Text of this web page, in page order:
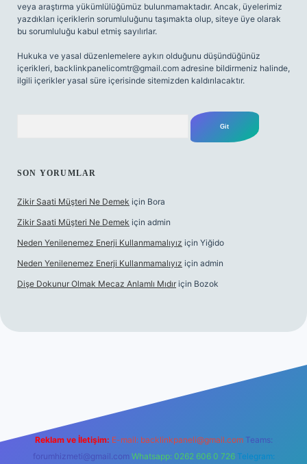
veya araştırma yükümlülüğümüz bulunmamaktadır. Ancak, üyelerimiz
yazdıkları içeriklerin sorumluluğunu taşımakta olup, siteye üye olarak
bu sorumluluğu kabul etmiş sayılırlar.
Hukuka ve yasal düzenlemelere aykırı olduğunu düşündüğünüz
içerikleri, backlinkpanelicomtr@gmail.com adresine bildirmeniz halinde,
ilgili içerikler yasal süre içerisinde sitemizden kaldırılacaktır.
SON YORUMLAR
Zikir Saati Müşteri Ne Demek için Bora
Zikir Saati Müşteri Ne Demek için admin
Neden Yenilenemez Enerji Kullanmamalıyız için Yiğido
Neden Yenilenemez Enerji Kullanmamalıyız için admin
Dişe Dokunur Olmak Mecaz Anlamlı Mıdır için Bozok
Reklam ve İletişim: E-mail: backlinkpaneli@gmail.com Teams:
forumhizmeti@gmail.com Whatsapp: 0262 606 0 726 Telegram: